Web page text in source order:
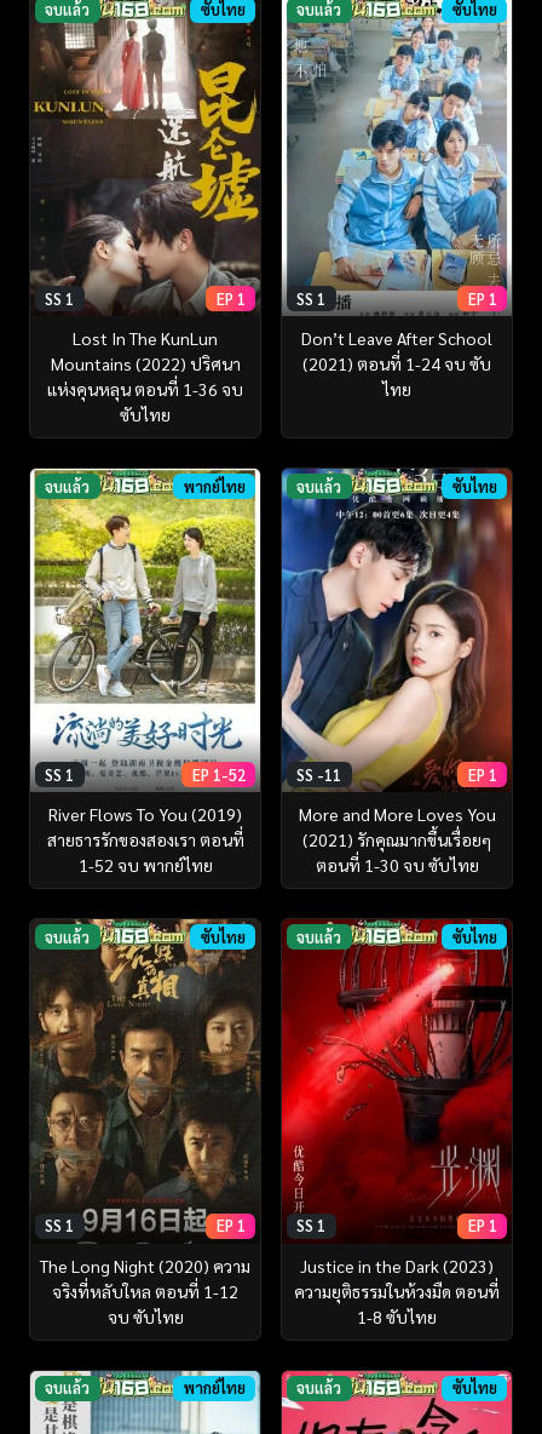
จบแล้ว ซับไทย
SS 1 EP 1
Lost In The KunLun
Mountains (2022) ปริศนา
แห่งคุนหลุน ตอนที่ 1-36 จบ
ซับไทย
จบแล้ว ซับไทย
SS 1 EP 1
Don’t Leave After School
(2021) ตอนที่ 1-24 จบ ซับ
ไทย
จบแล้ว พากย์ไทย
SS 1 EP 1-52
River Flows To You (2019)
สายธารรักของสองเรา ตอนที่
1-52 จบ พากย์ไทย
จบแล้ว ซับไทย
SS -11 EP 1
More and More Loves You
(2021) รักคุณมากขึ้นเรื่อยๆ
ตอนที่ 1-30 จบ ซับไทย
จบแล้ว ซับไทย
SS 1 EP 1
The Long Night (2020) ความ
จริงที่หลับใหล ตอนที่ 1-12
จบ ซับไทย
จบแล้ว ซับไทย
SS 1 EP 1
Justice in the Dark (2023)
ความยุติธรรมในห้วงมืด ตอนที่
1-8 ซับไทย
จบแล้ว พากย์ไทย จบแล้ว ซับไทย